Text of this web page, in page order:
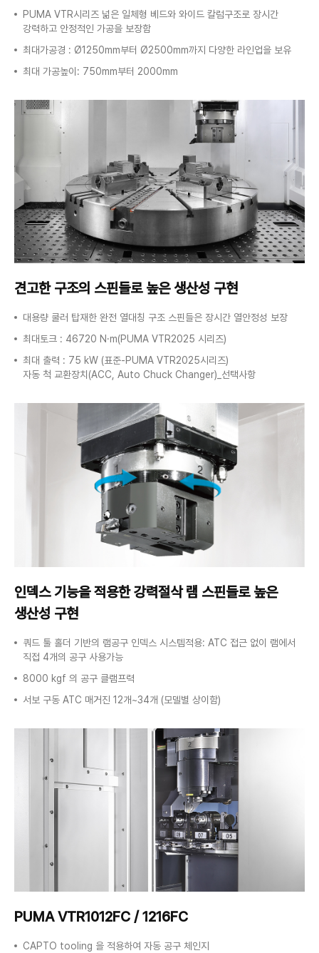
PUMA VTR시리즈 넒은 일체형 베드와 와이드 칼럼구조로 장시간
강력하고 안정적인 가공을 보장함
최대가공경 : Ø1250mm부터 Ø2500mm까지 다양한 라인업을 보유
최대 가공높이: 750mm부터 2000mm
견고한 구조의 스핀들로높은 생산성 구현
대용량 쿨러 탑재한 완전 열대칭 구조 스핀들은 장시간 열안정성 보장
최대토크 : 46720 N·m(PUMA VTR2025 시리즈)
최대 출력 : 75 kW (표준-PUMA VTR2025시리즈)
자동 척 교환장치(ACC, Auto Chuck Changer)_선택사항
인덱스 기능을 적용한 강력절삭램 스핀들로 높은
생산성 구현
쿼드 툴 홀더 기반의 램공구 인덱스 시스템적용: ATC 접근 없이 램에서
직접 4개의 공구 사용가능
8000 kgf 의 공구 클램프력
서보 구동 ATC 매거진 12개~34개 (모델별 상이함)
PUMA VTR1012FC / 1216FC
CAPTO tooling 을 적용하여 자동 공구 체인지